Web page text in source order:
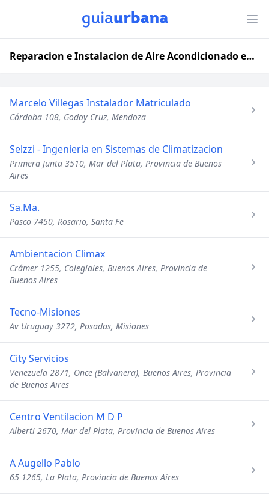
Reparacion e Instalacion de Aire Acondicionado en Argentina
Marcelo Villegas Instalador Matriculado
Córdoba 108, Godoy Cruz, Mendoza
Selzzi - Ingenieria en Sistemas de Climatizacion
Primera Junta 3510, Mar del Plata, Provincia de Buenos
Aires
Sa.Ma.
Pasco 7450, Rosario, Santa Fe
Ambientacion Climax
Crámer 1255, Colegiales, Buenos Aires, Provincia de
Buenos Aires
Tecno-Misiones
Av Uruguay 3272, Posadas, Misiones
City Servicios
Venezuela 2871, Once (Balvanera), Buenos Aires, Provincia
de Buenos Aires
Centro Ventilacion M D P
Alberti 2670, Mar del Plata, Provincia de Buenos Aires
A Augello Pablo
65 1265, La Plata, Provincia de Buenos Aires